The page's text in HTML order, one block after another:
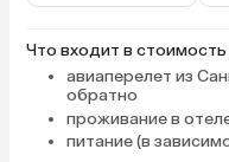
Что входит в стоимость
авиаперелет из
обратно
проживание в
питание (в